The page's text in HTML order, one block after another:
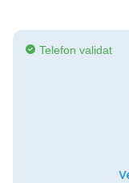
Telefon validat